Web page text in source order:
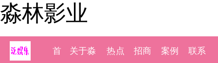
淼林影业
首
关于淼
热点
招商
案例
联系